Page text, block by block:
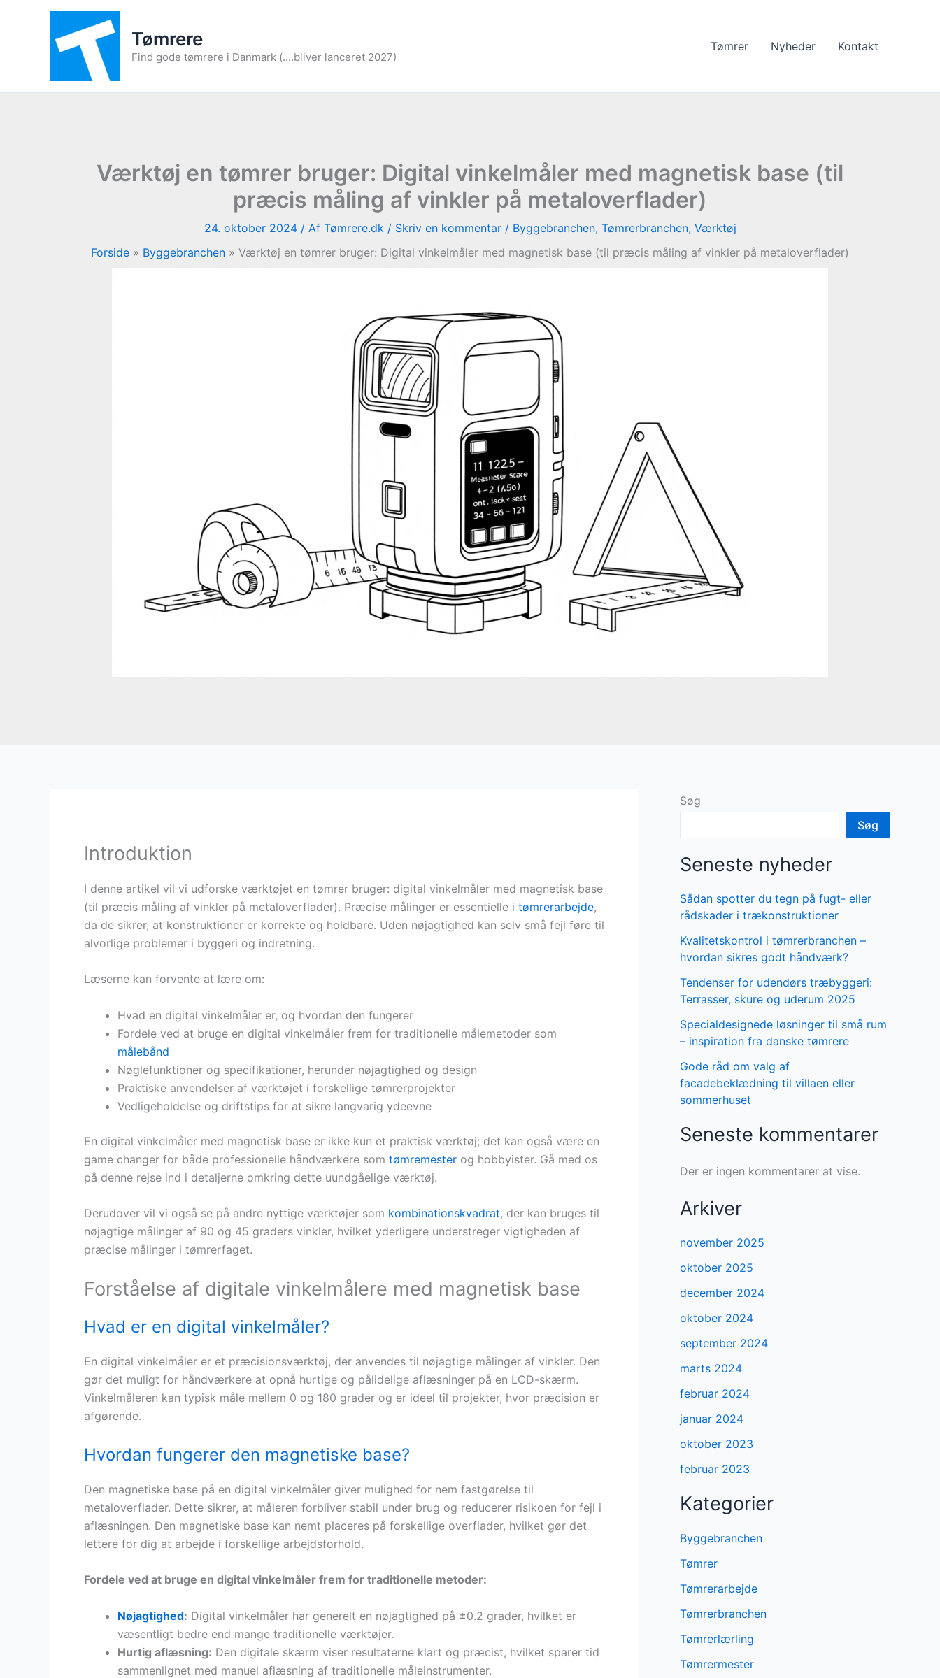
Tømrere
Find gode tømrere i Danmark (....bliver lanceret 2027)
Tømrer Nyheder Kontakt
Værktøj en tømrer bruger: Digital vinkelmåler med magnetisk base (til
præcis måling af vinkler på metaloverflader)
24. oktober 2024 / Af Tømrere.dk / Skriv en kommentar / Byggebranchen, Tømrerbranchen, Værktøj
Forside
Byggebranchen Værktøj en tømrer bruger: Digital vinkelmåler med magnetisk base (til præcis måling af vinkler på metaloverflader)
Introduktion
I denne artikel vil vi udforske værktøjet en tømrer bruger: digital vinkelmåler med magnetisk base
(til præcis måling af vinkler på metaloverflader). Præcise målinger er essentielle i tømrerarbejde,
da de sikrer, at konstruktioner er korrekte og holdbare. Uden nøjagtighed kan selv små fejl føre til
alvorlige problemer i byggeri og indretning.
Læserne kan forvente at lære om:
Hvad en digital vinkelmåler er, og hvordan den fungerer
Fordele ved at bruge en digital vinkelmåler frem for traditionelle målemetoder som
målebånd
Nøglefunktioner og specifikationer, herunder nøjagtighed og design
Praktiske anvendelser af værktøjet i forskellige tømrerprojekter
Vedligeholdelse og driftstips for at sikre langvarig ydeevne
En digital vinkelmåler med magnetisk base er ikke kun et praktisk værktøj; det kan også være en
game changer for både professionelle håndværkere som tømremester og hobbyister. Gå med os
på denne rejse ind i detaljerne omkring dette uundgåelige værktøj.
Derudover vil vi også se på andre nyttige værktøjer som kombinationskvadrat, der kan bruges til
nøjagtige målinger af 90 og 45 graders vinkler, hvilket yderligere understreger vigtigheden af
præcise målinger i tømrerfaget.
Forståelse af digitale vinkelmålere med magnetisk base
Hvad er en digital vinkelmåler?
En digital vinkelmåler er et præcisionsværktøj, der anvendes til nøjagtige målinger af vinkler. Den
gør det muligt for håndværkere at opnå hurtige og pålidelige aflæsninger på en LCD-skærm.
Vinkelmåleren kan typisk måle mellem 0 og 180 grader og er ideel til projekter, hvor præcision er
afgørende.
Hvordan fungerer den magnetiske base?
Den magnetiske base på en digital vinkelmåler giver mulighed for nem fastgørelse til
metaloverflader. Dette sikrer, at måleren forbliver stabil under brug og reducerer risikoen for fejl i
aflæsningen. Den magnetiske base kan nemt placeres på forskellige overflader, hvilket gør det
lettere for dig at arbejde i forskellige arbejdsforhold.
Fordele ved at bruge en digital vinkelmåler frem for traditionelle metoder:
Nøjagtighed: Digital vinkelmåler har generelt en nøjagtighed på ±0.2 grader, hvilket er
væsentligt bedre end mange traditionelle værktøjer.
Hurtig aflæsning: Den digitale skærm viser resultaterne klart og præcist, hvilket sparer tid
sammenlignet med manuel aflæsning af traditionelle måleinstrumenter.
Søg
Søg
Seneste nyheder
Sådan spotter du tegn på fugt- eller
rådskader i trækonstruktioner
Kvalitetskontrol i tømrerbranchen –
hvordan sikres godt håndværk?
Tendenser for udendørs træbyggeri:
Terrasser, skure og uderum 2025
Specialdesignede løsninger til små rum
– inspiration fra danske tømrere
Gode råd om valg af
facadebeklædning til villaen eller
sommerhuset
Seneste kommentarer
Der er ingen kommentarer at vise.
Arkiver
november 2025
oktober 2025
december 2024
oktober 2024
september 2024
marts 2024
februar 2024
januar 2024
oktober 2023
februar 2023
Kategorier
Byggebranchen
Tømrer
Tømrerarbejde
Tømrerbranchen
Tømrerlærling
Tømrermester